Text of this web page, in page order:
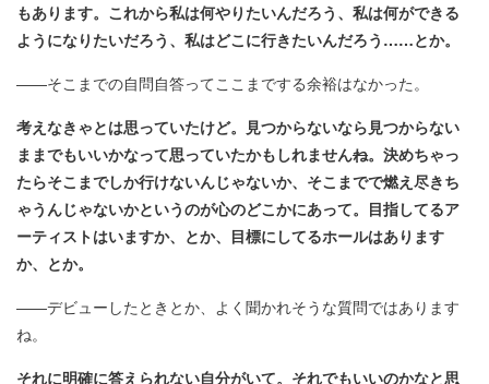
もあります。これから私は何やりたいんだろう、私は何ができる
ようになりたいだろう、私はどこに行きたいんだろう……とか。
――そこまでの自問自答ってここまでする余裕はなかった。
考えなきゃとは思っていたけど。見つからないなら見つからない
ままでもいいかなって思っていたかもしれませんね。決めちゃっ
たらそこまでしか行けないんじゃないか、そこまでで燃え尽きち
ゃうんじゃないかというのが心のどこかにあって。目指してるア
ーティストはいますか、とか、目標にしてるホールはあります
か、とか。
――デビューしたときとか、よく聞かれそうな質問ではあります
ね。
それに明確に答えられない自分がいて。それでもいいのかなと思